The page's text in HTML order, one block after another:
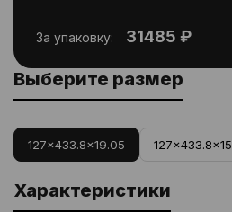
За упаковку: 31485 ₽
Выберите размер
127x433.8x19.05 127x433.8x15
Характеристики